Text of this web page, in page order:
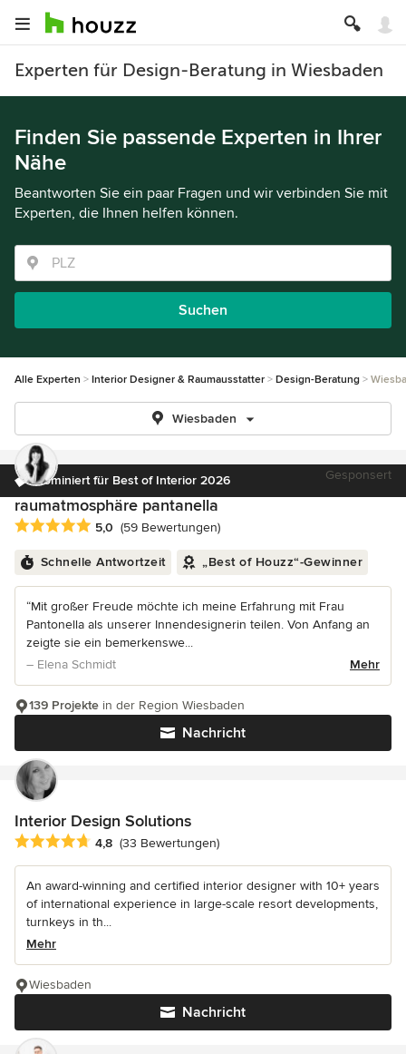
Experten für Design-Beratung in Wiesbaden
Finden Sie passende Experten in Ihrer
Nähe
Beantworten Sie ein paar Fragen und wir verbinden Sie mit
Experten, die Ihnen helfen können.
Suchen
Alle Experten Interior Designer & Raumausstatter Design-Beratung
Wiesbaden
Nominiert für Best of Interior 2026 Gesponsert
raumatmosphäre pantanella
Durchschnittliche Bewertung: 5 von 5 Sternen
5,0 (59 Bewertungen)
Schnelle Antwortzeit „Best of Houzz“-Gewinner
“Mit großer Freude möchte ich meine Erfahrung mit Frau
Pantonella als unserer Innendesignerin teilen. Von Anfang an
zeigte sie ein bemerkenswe...
– Elena Schmidt
Mehr
Nachricht
139 Projekte in der Region Wiesbaden
Interior Design Solutions
Durchschnittliche Bewertung: 4.8 von 5 Sternen
4,8 (33 Bewertungen)
An award-winning and certified interior designer with 10+ years
of international experience in large-scale resort developments,
turnkeys in th...
Mehr
Nachricht
Wiesbaden